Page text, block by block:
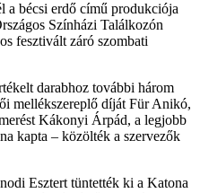
a bécsi erdő című produkciója
Színházi Találkozón
fesztivált záró szombati
darabhoz további három
mellékszereplő díját Für Anikó,
Kákonyi Árpád, a legjobb
kapta – közölték a szervezők
Esztert tüntették ki a Katona